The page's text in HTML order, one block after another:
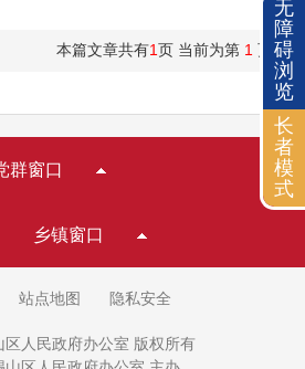
本篇文章共有1页 当前为第 1 页
群窗口
乡镇窗口
站点地图 隐私安全
区人民政府办公室 版权所有
无
障
碍
浏
览
长
者
模
式